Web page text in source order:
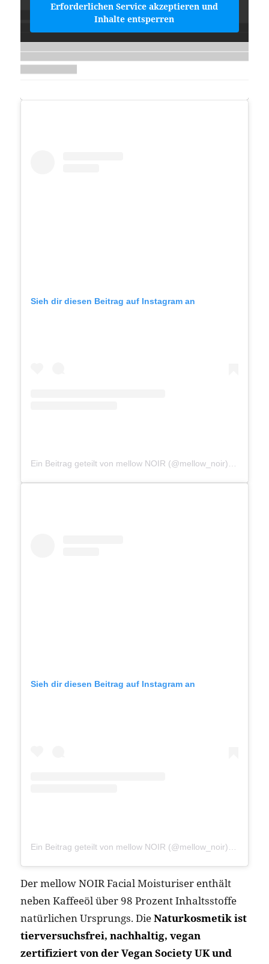
Erforderlichen Service akzeptieren und
Inhalte entsperren
Sieh dir diesen Beitrag auf Instagram an
Ein Beitrag geteilt von mellow NOIR (@mellow_noir)
am
Sieh dir diesen Beitrag auf Instagram an
Der mellow NOIR Facial Moisturiser enthält
neben Kaffeeöl über 98 Prozent Inhaltsstoffe
natürlichen Ursprungs. DieNaturkosmetik ist
tierversuchsfrei, nachhaltig, vegan
zertifiziert von der Vegan Society UK und